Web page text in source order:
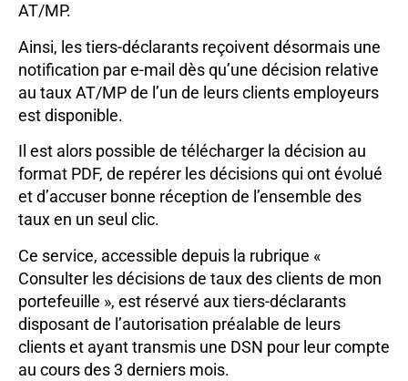
AT/MP.
Ainsi, les tiers-déclarants reçoivent désormais une
notification par e-mail dès qu’une décision relative
au taux AT/MP de l’un de leurs clients employeurs
est disponible.
Il est alors possible de télécharger la décision au
format PDF, de repérer les décisions qui ont évolué
et d’accuser bonne réception de l’ensemble des
taux en un seul clic.
Ce service, accessible depuis la rubrique «
Consulter les décisions de taux des clients de mon
portefeuille », est réservé aux tiers-déclarants
disposant de l’autorisation préalable de leurs
clients et ayant transmis une DSN pour leur compte
au cours des 3 derniers mois.